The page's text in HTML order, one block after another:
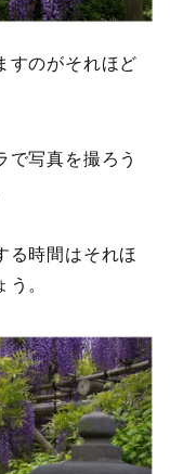
すのがそれほど
で写真を撮ろう
る時間はそれほ
。